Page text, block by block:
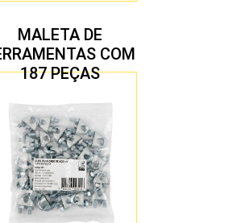
MALETA DE
COM
187 PEÇAS